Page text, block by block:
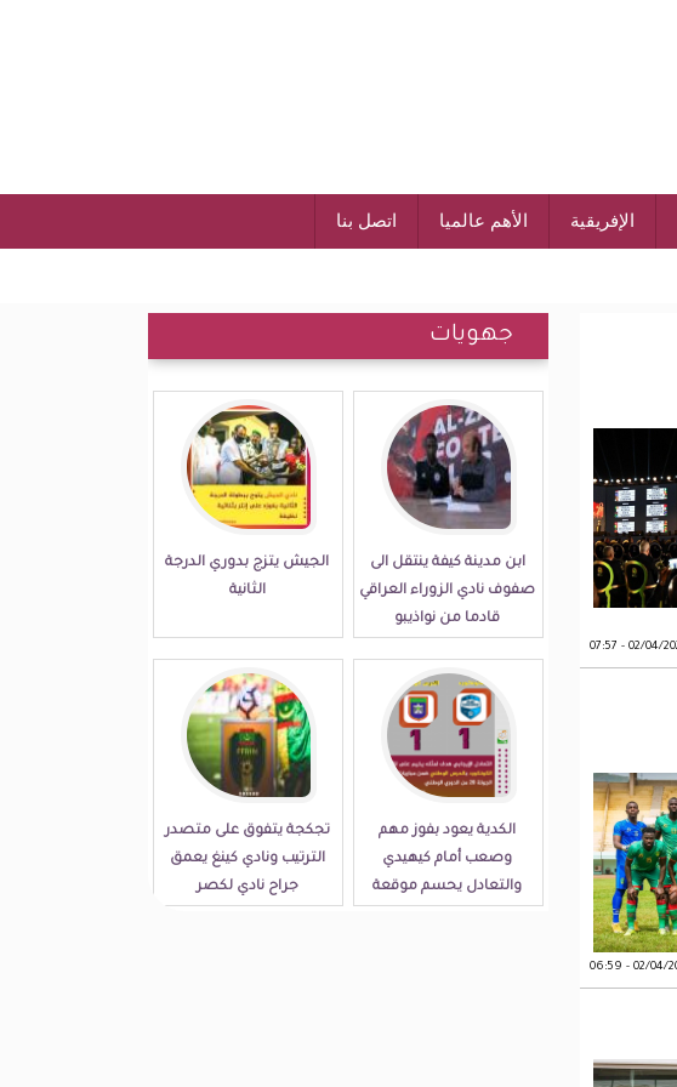
الإفريقية الأهم عالميا اتصل بنا
جهويات
ابن مدينة كيفة ينتقل الى
صفوف نادي الزوراء العراقي
قادما من نواذيبو
الجيش يتزج بدوري الدرجة
الثانية
الكدية يعود بفوز مهم
وصعب أمام كيهيدي
والتعادل يحسم موقعة
تجكجة يتفوق على متصدر
الترتيب ونادي كينغ يعمق
جراح نادي لكصر